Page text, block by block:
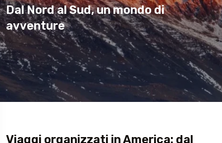
Dal Nord al Sud, un mondo di
avventure
Viaggi organizzati in America: dal